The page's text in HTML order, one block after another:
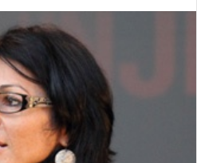
د
إ
ك
ت
ر